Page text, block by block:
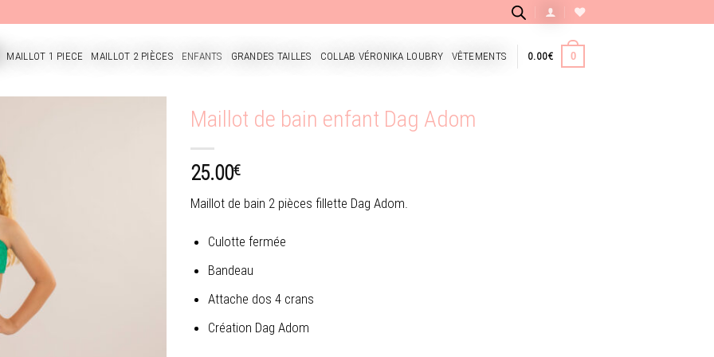
MAILLOT 1 PIECE MAILLOT 2 PIÈCES ENFANTS GRANDES TAILLES COLLAB VÉRONIKA LOUBRY VÊTEMENTS 0.00€ 0
Maillot de bain enfant Dag Adom
25.00€
Maillot de bain 2 pièces fillette Dag Adom.
Culotte fermée
Bandeau
Attache dos 4 crans
Création Dag Adom